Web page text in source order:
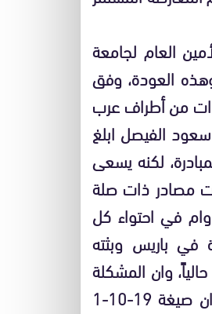
العام لجامعة
العودة، وفق
من أطراف عرب
الفيصل ابلغ
لكنه يسعى
مصادر ذات صلة
في احتواء كل
في باريس وبثته
وان المشكلة
الأساسية تكمن في موضوع المحكمة ذات الطابع الدولي. ولفت الى "ان صيغة 19-10-1